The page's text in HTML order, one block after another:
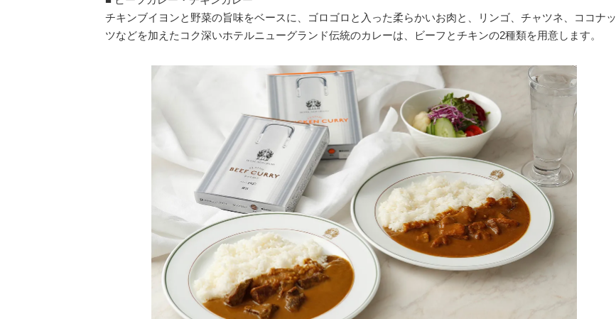
チキンブイヨンと野菜の旨味をベースに、ゴロゴロと入った柔らかいお肉と、リンゴ、チャツネ、ココナッ
ツなどを加えたコク深いホテルニューグランド伝統のカレーは、ビーフとチキンの2種類を用意します。